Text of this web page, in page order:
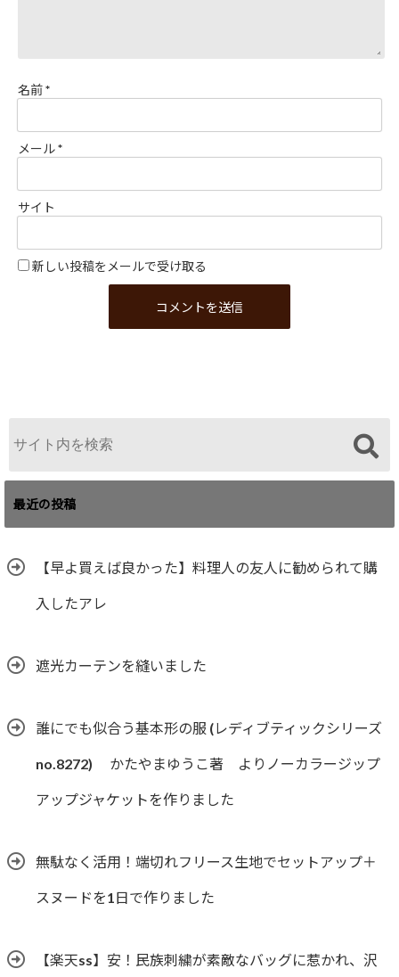
名前*
メール*
サイト
新しい投稿をメールで受け取る
最近の投稿
【早よ買えば良かった】料理人の友人に勧められて購
入したアレ
遮光カーテンを縫いました
誰にでも似合う基本形の服 (レディブティックシリーズ
no.8272) かたやまゆうこ著 よりノーカラージップ
アップジャケットを作りました
無駄なく活用！端切れフリース生地でセットアップ＋
スヌードを1日で作りました
【楽天ss】安！民族刺繍が素敵なバッグに惹かれ、沢